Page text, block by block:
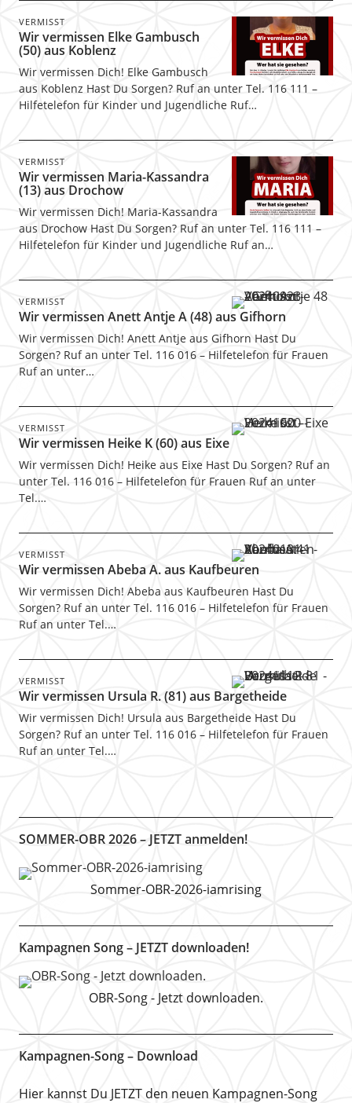
VERMISST
Wir vermissen Elke Gambusch
(50) aus Koblenz
Wir vermissen Dich! Elke Gambusch
aus Koblenz Hast Du Sorgen? Ruf an unter Tel. 116 111 –
Hilfetelefon für Kinder und Jugendliche Ruf…
VERMISST
Wir vermissen Maria-Kassandra
(13) aus Drochow
Wir vermissen Dich! Maria-Kassandra
aus Drochow Hast Du Sorgen? Ruf an unter Tel. 116 111 –
Hilfetelefon für Kinder und Jugendliche Ruf an…
VERMISST
Wir vermissen Anett Antje A (48) aus Gifhorn
Wir vermissen Dich! Anett Antje aus Gifhorn Hast Du
Sorgen? Ruf an unter Tel. 116 016 – Hilfetelefon für Frauen
Ruf an unter…
VERMISST
Wir vermissen Heike K (60) aus Eixe
Wir vermissen Dich! Heike aus Eixe Hast Du Sorgen? Ruf an
unter Tel. 116 016 – Hilfetelefon für Frauen Ruf an unter
Tel.…
VERMISST
Wir vermissen Abeba A. aus Kaufbeuren
Wir vermissen Dich! Abeba aus Kaufbeuren Hast Du
Sorgen? Ruf an unter Tel. 116 016 – Hilfetelefon für Frauen
Ruf an unter Tel.…
VERMISST
Wir vermissen Ursula R. (81) aus Bargetheide
Wir vermissen Dich! Ursula aus Bargetheide Hast Du
Sorgen? Ruf an unter Tel. 116 016 – Hilfetelefon für Frauen
Ruf an unter Tel.…
SOMMER-OBR 2026 – JETZT anmelden!
Sommer-OBR-2026-iamrising
Kampagnen Song – JETZT downloaden!
OBR-Song - Jetzt downloaden.
Kampagnen-Song – Download
Hier kannst Du JETZT den neuen Kampagnen-Song